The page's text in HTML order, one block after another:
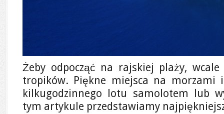
Żeby odpocząć na rajskiej plaży,
tropików. Piękne miejsca na morzami
kilkugodzinnego lotu samolotem lub
tym artykule przedstawiamy